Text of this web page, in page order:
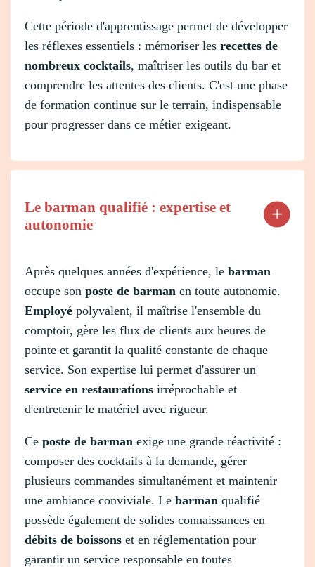
Cette période d'apprentissage permet de développer
les réflexes essentiels : mémoriser les recettes de
nombreux cocktails, maîtriser les outils du bar et
comprendre les attentes des clients. C'est une phase
de formation continue sur le terrain, indispensable
pour progresser dans ce métier exigeant.
Le barman qualifié : expertise et
autonomie
Après quelques années d'expérience, le barman
occupe son poste de barman en toute autonomie.
Employé polyvalent, il maîtrise l'ensemble du
comptoir, gère les flux de clients aux heures de
pointe et garantit la qualité constante de chaque
service. Son expertise lui permet d'assurer un
service en restaurations irréprochable et
d'entretenir le matériel avec rigueur.
Ce poste de barman exige une grande réactivité :
composer des cocktails à la demande, gérer
plusieurs commandes simultanément et maintenir
une ambiance conviviale. Le barman qualifié
possède également de solides connaissances en
débits de boissons et en réglementation pour
garantir un service responsable en toutes